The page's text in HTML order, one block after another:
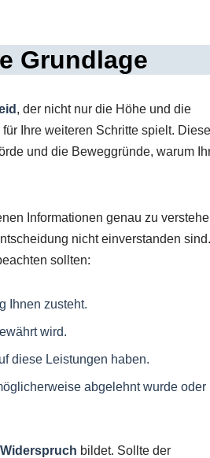
Grundlage
, der nicht nur die Höhe und die
Ihre weiteren Schritte spielt.
und die Beweggründe, warum
Informationen genau zu
nicht einverstanden sind.
sollten:
Ihnen zusteht.
wird.
diese Leistungen haben.
abgelehnt wurde oder
Widerspruch bildet. Sollte der